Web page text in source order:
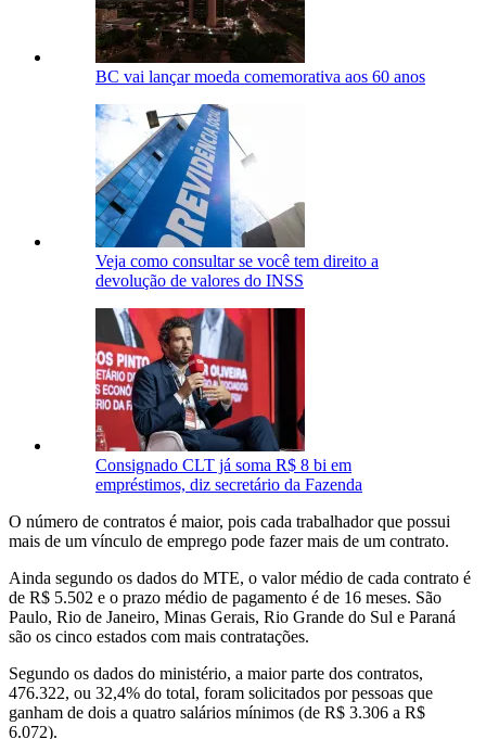
BC vai lançar moeda comemorativa aos 60 anos
Veja como consultar se você tem direito a
devolução de valores do INSS
Consignado CLT já soma R$ 8 bi em
empréstimos, diz secretário da Fazenda
O número de contratos é maior, pois cada trabalhador que possui
mais de um vínculo de emprego pode fazer mais de um contrato.
Ainda segundo os dados do MTE, o valor médio de cada contrato é
de R$ 5.502 e o prazo médio de pagamento é de 16 meses. São
Paulo, Rio de Janeiro, Minas Gerais, Rio Grande do Sul e Paraná
são os cinco estados com mais contratações.
Segundo os dados do ministério, a maior parte dos contratos,
476.322, ou 32,4% do total, foram solicitados por pessoas que
ganham de dois a quatro salários mínimos (de R$ 3.306 a R$
6.072).